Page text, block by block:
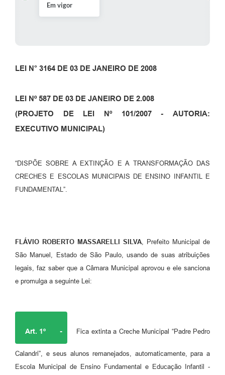
Em vigor
LEI N° 3164 DE 03 DE JANEIRO DE 2008
LEI Nº 587 DE 03 DE JANEIRO DE 2.008
(PROJETO DE LEI Nº 101/2007-AUTORIA:
EXECUTIVO MUNICIPAL)
“DISPÕE SOBRE A EXTINÇÃO E A TRANSFORMAÇÃO DAS
CRECHES E ESCOLAS MUNICIPAIS DE ENSINO INFANTIL E
FUNDAMENTAL”.
FLÁVIO ROBERTO MASSARELLI SILVA , Prefeito Municipal de
São Manuel, Estado de São Paulo, usando de suas atribuições
legais, faz saber que a Câmara Municipal aprovou e ele sanciona
e promulga a seguinte Lei:
Art. 1º - Fica extinta a Creche Municipal “Padre Pedro
Calandri”, e seus alunos remanejados, automaticamente, para a
Escola Municipal de Ensino Fundamental e Educação Infantil -